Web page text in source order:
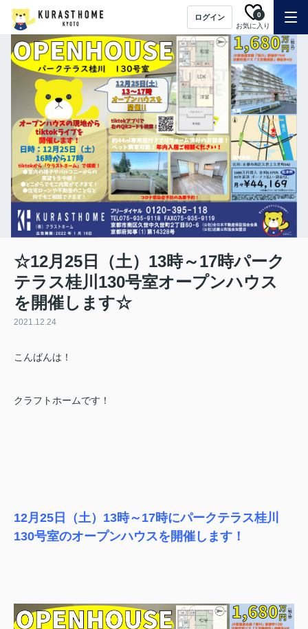
ログイン
お気に入り
0
☆12月25日（土）13時～17時パーク
テラス桂川130号室オープンハウス
を開催します☆
2021.12.24
こんばんは！
クラフトホームです！
12月25日（土）13時～17時にパークテラス桂川
130号室のオープンハウスを開催します！